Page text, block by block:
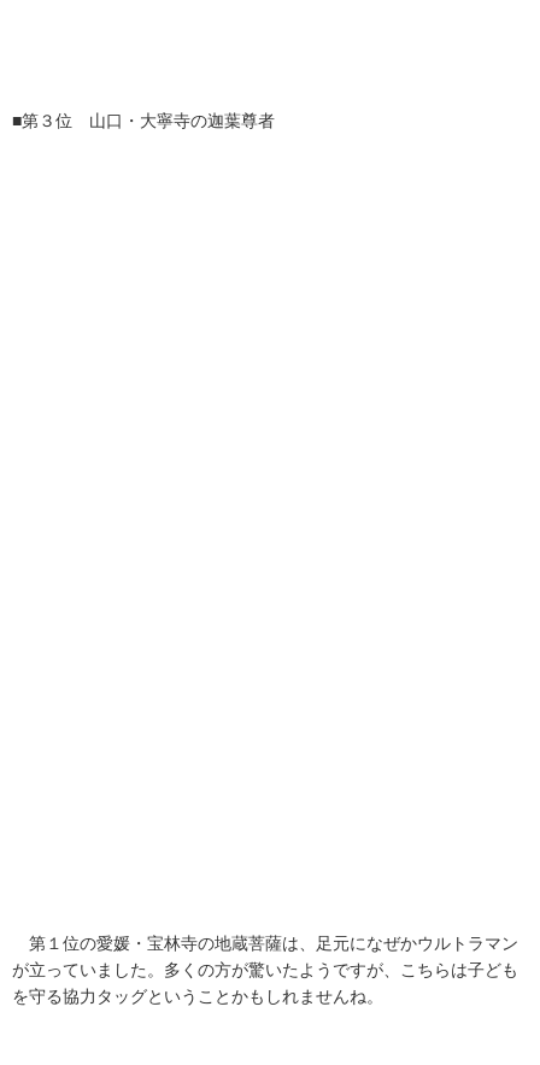
■第３位 山口・大寧寺の迦葉尊者
第１位の愛媛・宝林寺の地蔵菩薩は、足元になぜかウルトラマン
が立っていました。多くの方が驚いたようですが、こちらは子ども
を守る協力タッグということかもしれませんね。